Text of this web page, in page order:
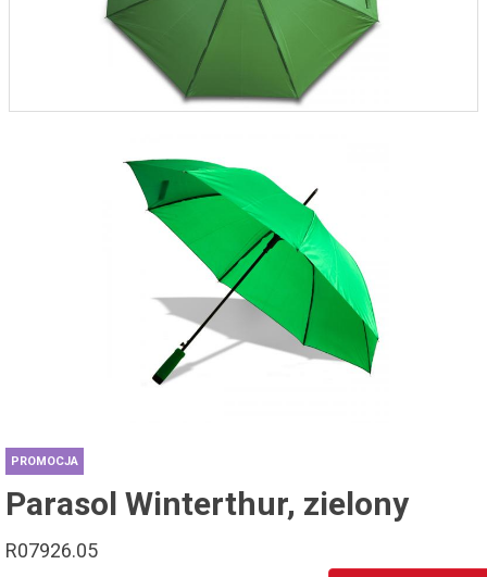
PROMOCJA
Parasol Winterthur, zielony
R07926.05